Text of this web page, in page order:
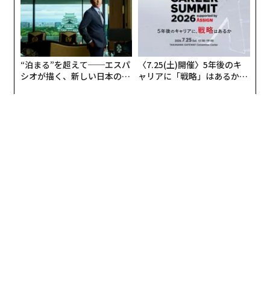
“泊まる”を超えて──エスパ
シオが描く、新しい日本のラ
〈7.25(土)開催〉5年後のキ
ャリアに「戦略」はあるか。